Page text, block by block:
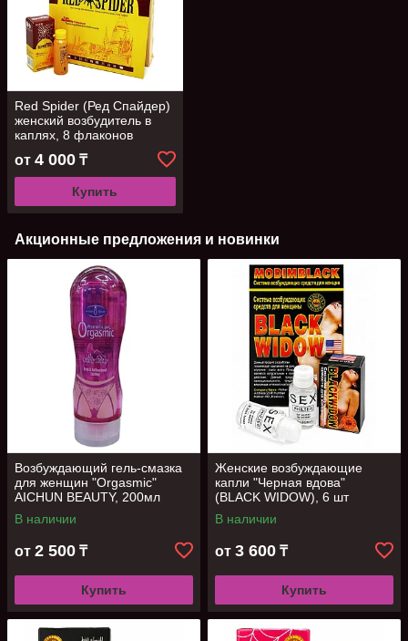
Red Spider (Ред Спайдер)
женский возбудитель в
каплях, 8 флаконов
от 4 000 ₸
Купить
Акционные предложения и новинки
Возбуждающий гель-смазка
для женщин "Orgasmic"
AICHUN BEAUTY, 200мл
В наличии
от 2 500 ₸
Купить
Женские возбуждающие
капли "Черная вдова"
(BLACK WIDOW), 6 шт
В наличии
от 3 600 ₸
Купить